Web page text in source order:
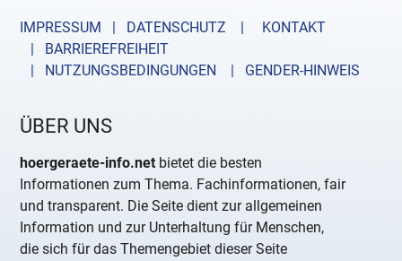
IMPRESSUM | DATENSCHUTZ |
KONTAKT
| BARRIEREFREIHEIT
| NUTZUNGSBEDINGUNGEN
| GENDER-HINWEIS
ÜBER UNS
hoergeraete-info.net bietet die besten
Informationen zum Thema. Fachinformationen, fair
und transparent. Die Seite dient zur allgemeinen
Information und zur Unterhaltung für Menschen,
die sich für das Themengebiet dieser Seite